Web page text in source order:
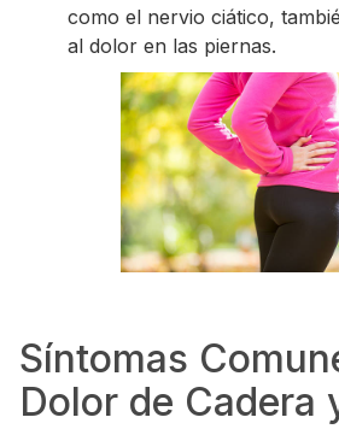
como el nervio ciático,
al dolor en las piernas.
Síntomas
Dolor de Cadera